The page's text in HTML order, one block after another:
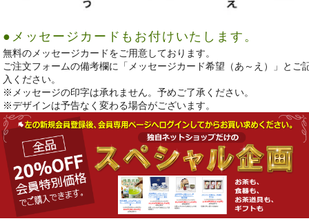
●メッセージカードもお付けいたします。
無料のメッセージカードをご用意しております。
ご注文フォームの備考欄に「メッセージカード希望（あ～え）」とご
入ください。
※メッセージの印字は承れません。予めご了承ください。
※デザインは予告なく変わる場合がございます。